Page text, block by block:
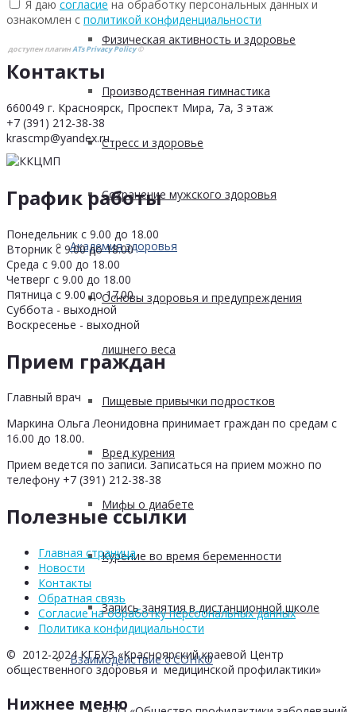
Физическая активность и здоровье
Производственная гимнастика
Стресс и здоровье
Сохранение мужского здоровья
Академия здоровья
Основы здоровья и предупреждения
лишнего веса
Пищевые привычки подростков
Вред курения
Мифы о диабете
Курение во время беременности
Запись занятия в дистанционной школе
Взаимодействие с СОНКО
Я даю согласие на обработку персональных данных и
ознакомлен с политикой конфиденциальности
доступен плагинATs Privacy Policy©
Контакты
660049 г. Красноярск, Проспект Мира, 7а, 3 этаж
+7 (391) 212-38-38
krascmp@yandex.ru
График работы
Понедельник с 9.00 до 18.00
Вторник с 9.00 до 18.00
Среда с 9.00 до 18.00
Четверг с 9.00 до 18.00
Пятница с 9.00 до 17.00
Суббота - выходной
Воскресенье - выходной
Прием граждан
Главный врач
Маркина Ольга Леонидовна принимает граждан по средам с
16.00 до 18.00.
Прием ведется по записи. Записаться на прием можно по
телефону +7 (391) 212-38-38
Полезные ссылки
Главная страница
Новости
Контакты
Обратная связь
Согласие на обработку персоональных данных
Политика конфидициальности
© 2012-2024 КГБУЗ «Красноярский краевой Центр
общественного здоровья и медицинской профилактики»
Нижнее меню